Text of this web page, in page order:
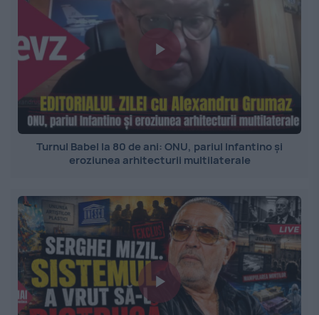
Turnul Babel la 80 de ani: ONU, pariul Infantino și
eroziunea arhitecturii multilaterale